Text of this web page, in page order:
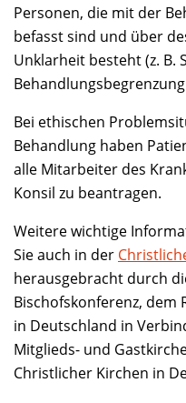
Personen, die mit der
befasst sind und über
Unklarheit besteht (z. B.
Bei ethischen
Behandlung haben
alle Mitarbeiter des
Konsil zu beantragen.
Weitere wichtige
Sie auch in der
herausgebracht durch
Bischofskonferenz, dem
in Deutschland in
Mitglieds- und
Christlicher Kirchen in